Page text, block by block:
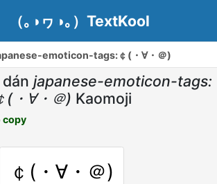
（｡◑ヮ◑｡）TextKool
emoticon-tags:￠(・∀・＠)
japanese-emoticon-tags:
(・∀・＠) Kaomoji
copy
￠(・∀・＠)